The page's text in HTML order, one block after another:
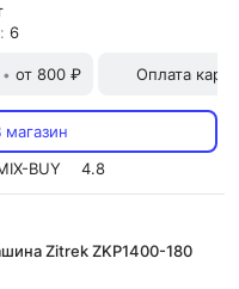
6
• от 800 ₽ Оплата
магазин
BUY
4.8
Zitrek ZKP1400-180